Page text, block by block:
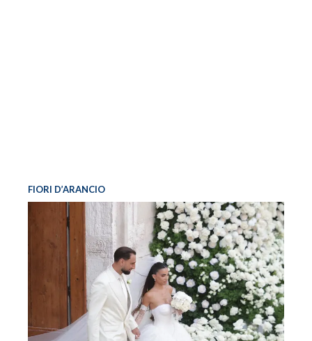
FIORI D’ARANCIO